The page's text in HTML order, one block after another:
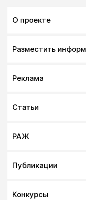
О проекте
Разместить
Реклама
Статьи
РАЖ
Публикации
Конкурсы